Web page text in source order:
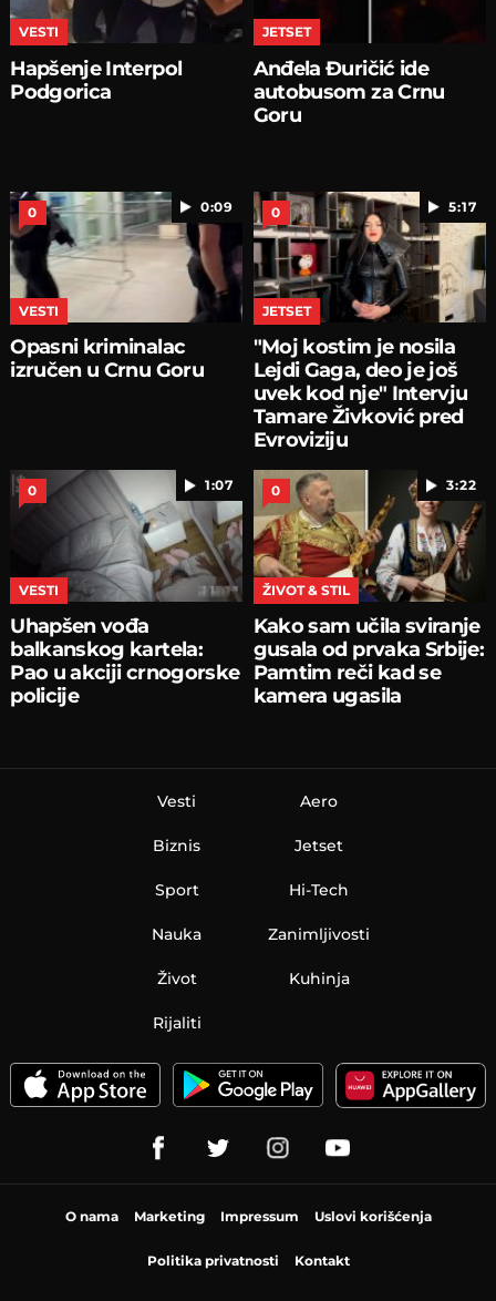
VESTI
Hapšenje Interpol
Podgorica
JETSET
Anđela Đuričić ide
autobusom za Crnu
Goru
0:09
0
VESTI
Opasni kriminalac
izručen u Crnu Goru
5:17
0
JETSET
"Moj kostim je nosila
Lejdi Gaga, deo je još
uvek kod nje" Intervju
Tamare Živković pred
Evroviziju
1:07
0
VESTI
Uhapšen vođa
balkanskog kartela:
Pao u akciji crnogorske
policije
3:22
0
ŽIVOT & STIL
Kako sam učila sviranje
gusala od prvaka Srbije:
Pamtim reči kad se
kamera ugasila
Vesti
Biznis
Sport
Nauka
Aero
Jetset
Hi-Tech
Zanimljivosti
Život Kuhinja
Rijaliti
O nama Marketing Impressum Uslovi korišćenja
Politika privatnosti Kontakt